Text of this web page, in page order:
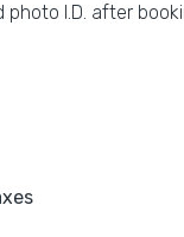
I.D. after